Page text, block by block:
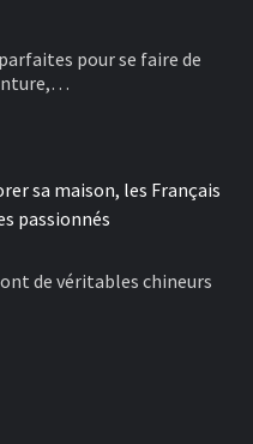
pour se faire de
sa maison, les Français
passionnés
de véritables chineurs